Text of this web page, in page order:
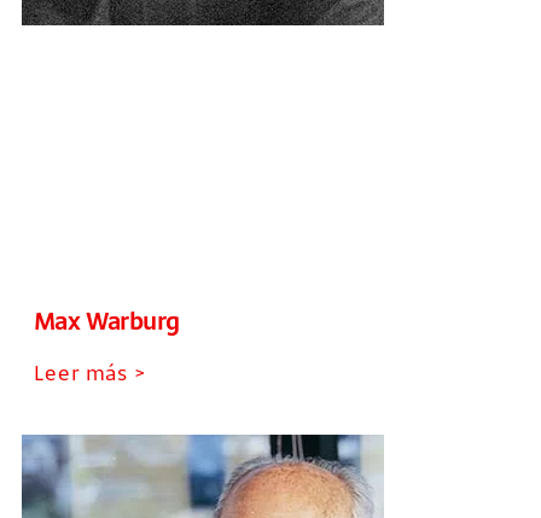
Max Warburg
Leer más >